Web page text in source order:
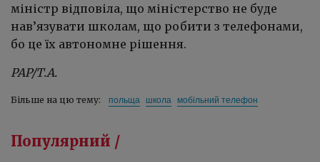
міністр відповіла, що міністерство не буде
нав’язувати школам, що робити з телефонами,
бо це їх автономне рішення.
PAP/Т.А.
Більше на цю тему: польща школа мобільний телефон
Популярний /